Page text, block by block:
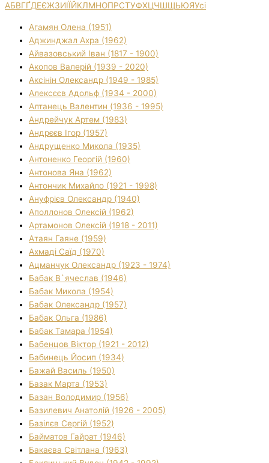
АБВГҐДЕЄЖЗИІЇЙКЛМНОПРСТУФХЦЧШЩЬЮЯУсі
Агамян Олена (1951)
Аджинджал Ахра (1962)
Айвазовський Іван (1817 - 1900)
Акопов Валерій (1939 - 2020)
Аксінін Олександр (1949 - 1985)
Алексєєв Адольф (1934 - 2000)
Алтанець Валентин (1936 - 1995)
Андрейчук Артем (1983)
Андрєєв Ігор (1957)
Андрущенко Микола (1935)
Антоненко Георгій (1960)
Антонова Яна (1962)
Антончик Михайло (1921 - 1998)
Ануфрієв Олександр (1940)
Аполлонов Олексій (1962)
Артамонов Олексій (1918 - 2011)
Атаян Гаяне (1959)
Ахмаді Саїд (1970)
Ацманчук Олександр (1923 - 1974)
Бабак В`ячеслав (1946)
Бабак Микола (1954)
Бабак Олександр (1957)
Бабак Ольга (1986)
Бабак Тамара (1954)
Бабенцов Віктор (1921 - 2012)
Бабинець Йосип (1934)
Бажай Василь (1950)
Базак Марта (1953)
Базан Володимир (1956)
Базилевич Анатолій (1926 - 2005)
Базілєв Сергій (1952)
Байматов Гайрат (1946)
Бакаєва Світлана (1963)